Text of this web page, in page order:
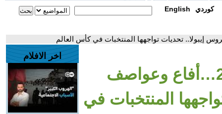
English كوردي
- كأس العالم 2026…أفاع وعواصف
المنتخبات في
اخر الافلام